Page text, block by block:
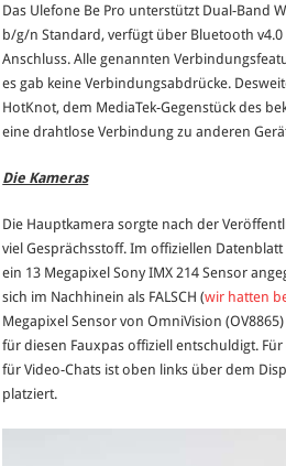
Das Ulefone Be Pro unterstützt Dual-Band
b/g/n Standard, verfügt über Bluetooth
Anschluss. Alle genannten
es gab keine Verbindungsabdrücke.
HotKnot, dem MediaTek-Gegenstück des
eine drahtlose Verbindung zu anderen
Die Kameras
Die Hauptkamera sorgte nach der
viel Gesprächsstoff. Im offiziellen
ein 13 Megapixel Sony IMX 214 Sensor
sich im Nachhinein als FALSCH (wir hatten
Megapixel Sensor von OmniVision
für diesen Fauxpas offiziell entschuldigt.
für Video-Chats ist oben links über dem
platziert.